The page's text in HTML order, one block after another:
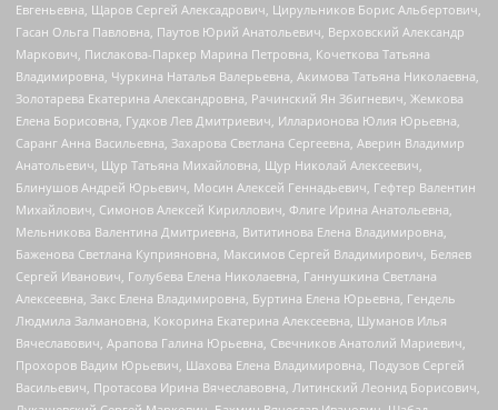
Евгеньевна, Щаров Сергей Алексадрович, Цирульников Борис Альбертович,
Гасан Ольга Павловна, Паутов Юрий Анатольевич, Верховский Александр
Маркович, Пислакова-Паркер Марина Петровна, Кочеткова Татьяна
Владимировна, Чуркина Наталья Валерьевна, Акимова Татьяна Николаевна,
Золотарева Екатерина Александровна, Рачинский Ян Збигневич, Жемкова
Елена Борисовна, Гудков Лев Дмитриевич, Илларионова Юлия Юрьевна,
Саранг Анна Васильевна, Захарова Светлана Сергеевна, Аверин Владимир
Анатольевич, Щур Татьяна Михайловна, Щур Николай Алексеевич,
Блинушов Андрей Юрьевич, Мосин Алексей Геннадьевич, Гефтер Валентин
Михайлович, Симонов Алексей Кириллович, Флиге Ирина Анатольевна,
Мельникова Валентина Дмитриевна, Вититинова Елена Владимировна,
Баженова Светлана Куприяновна, Максимов Сергей Владимирович, Беляев
Сергей Иванович, Голубева Елена Николаевна, Ганнушкина Светлана
Алексеевна, Закс Елена Владимировна, Буртина Елена Юрьевна, Гендель
Людмила Залмановна, Кокорина Екатерина Алексеевна, Шуманов Илья
Вячеславович, Арапова Галина Юрьевна, Свечников Анатолий Мариевич,
Прохоров Вадим Юрьевич, Шахова Елена Владимировна, Подузов Сергей
Васильевич, Протасова Ирина Вячеславовна, Литинский Леонид Борисович,